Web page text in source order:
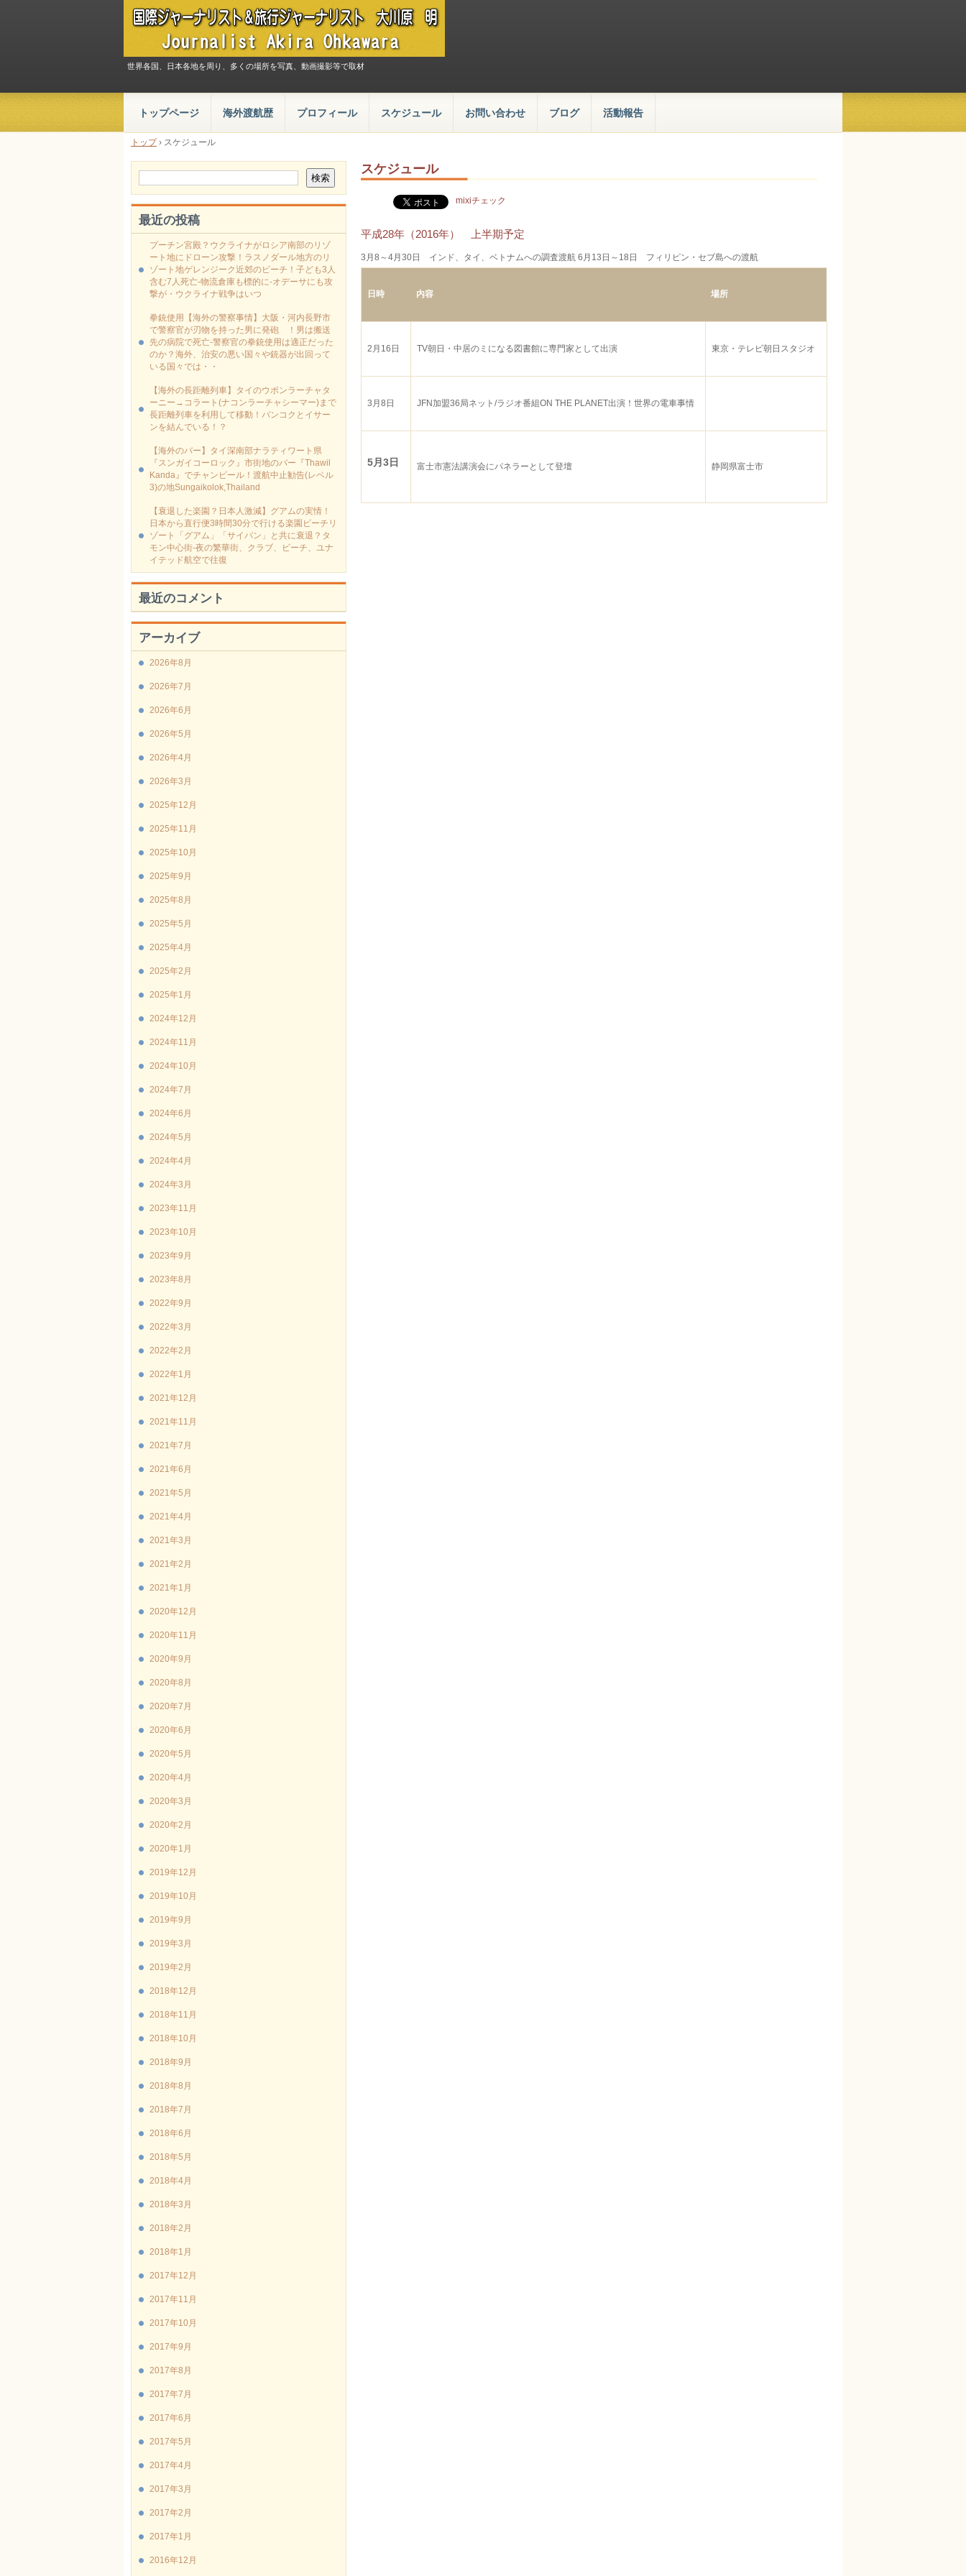
世界各国、日本各地を周り、多くの場所を写真、動画撮影等で取材
トップページ 海外渡航歴 プロフィール スケジュール お問い合わせ ブログ 活動報告
トップ› スケジュール
スケジュール
mixiチェック
平成28年（2016年） 上半期予定
3月8～4月30日 インド、タイ、ベトナムへの調査渡航 6月13日～18日 フィリピン・セブ島への渡航
日時 内容 場所
2月16日 TV朝日・中居のミになる図書館に専門家として出演 東京・テレビ朝日スタジオ
3月8日 JFN加盟36局ネット/ラジオ番組ON THE PLANET出演！世界の電車事情
5月3日 富士市憲法講演会にパネラーとして登壇 静岡県富士市
最近の投稿
プーチン宮殿？ウクライナがロシア南部のリゾ
ート地にドローン攻撃！ラスノダール地方のリ
ゾート地ゲレンジーク近郊のビーチ！子ども3人
含む7人死亡-物流倉庫も標的に‐オデーサにも攻
撃が・ウクライナ戦争はいつ
拳銃使用【海外の警察事情】大阪・河内長野市
で警察官が刃物を持った男に発砲 ！男は搬送
先の病院で死亡-警察官の拳銃使用は適正だった
のか？海外、治安の悪い国々や銃器が出回って
いる国々では・・
【海外の長距離列車】タイのウボンラーチャタ
ーニー→コラート(ナコンラーチャシーマー)まで
長距離列車を利用して移動！バンコクとイサー
ンを結んでいる！？
【海外のバー】タイ深南部ナラティワート県
『スンガイコーロック』市街地のバー『Thawil
Kanda』でチャンビール！渡航中止勧告(レベル
3)の地Sungaikolok,Thailand
【衰退した楽園？日本人激減】グアムの実情！
日本から直行便3時間30分で行ける楽園ビーチリ
ゾート「グアム」「サイパン」と共に衰退？タ
モン中心街-夜の繁華街、クラブ、ビーチ、ユナ
イテッド航空で往復
最近のコメント
アーカイブ
2026年8月
2026年7月
2026年6月
2026年5月
2026年4月
2026年3月
2025年12月
2025年11月
2025年10月
2025年9月
2025年8月
2025年5月
2025年4月
2025年2月
2025年1月
2024年12月
2024年11月
2024年10月
2024年7月
2024年6月
2024年5月
2024年4月
2024年3月
2023年11月
2023年10月
2023年9月
2023年8月
2022年9月
2022年3月
2022年2月
2022年1月
2021年12月
2021年11月
2021年7月
2021年6月
2021年5月
2021年4月
2021年3月
2021年2月
2021年1月
2020年12月
2020年11月
2020年9月
2020年8月
2020年7月
2020年6月
2020年5月
2020年4月
2020年3月
2020年2月
2020年1月
2019年12月
2019年10月
2019年9月
2019年3月
2019年2月
2018年12月
2018年11月
2018年10月
2018年9月
2018年8月
2018年7月
2018年6月
2018年5月
2018年4月
2018年3月
2018年2月
2018年1月
2017年12月
2017年11月
2017年10月
2017年9月
2017年8月
2017年7月
2017年6月
2017年5月
2017年4月
2017年3月
2017年2月
2017年1月
2016年12月